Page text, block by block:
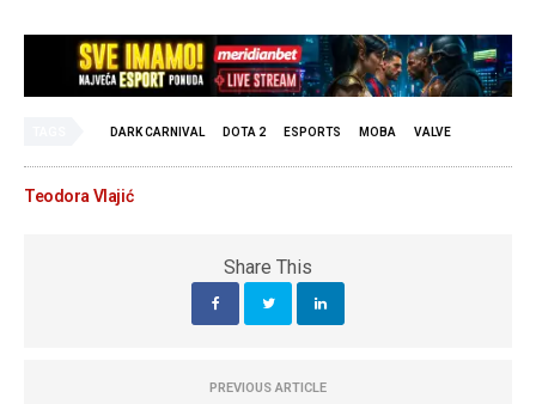
DARK CARNIVAL DOTA 2 ESPORTS MOBA VALVE
Teodora Vlajić
Share This
PREVIOUS ARTICLE